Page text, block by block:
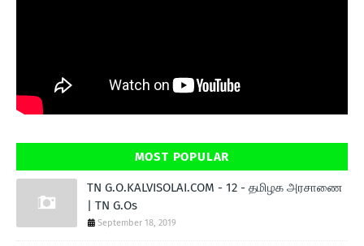
MOST POPULAR
TN G.O.KALVISOLAI.COM - 12 - தமிழக அரசாணை
| TN G.Os
September 18, 2019